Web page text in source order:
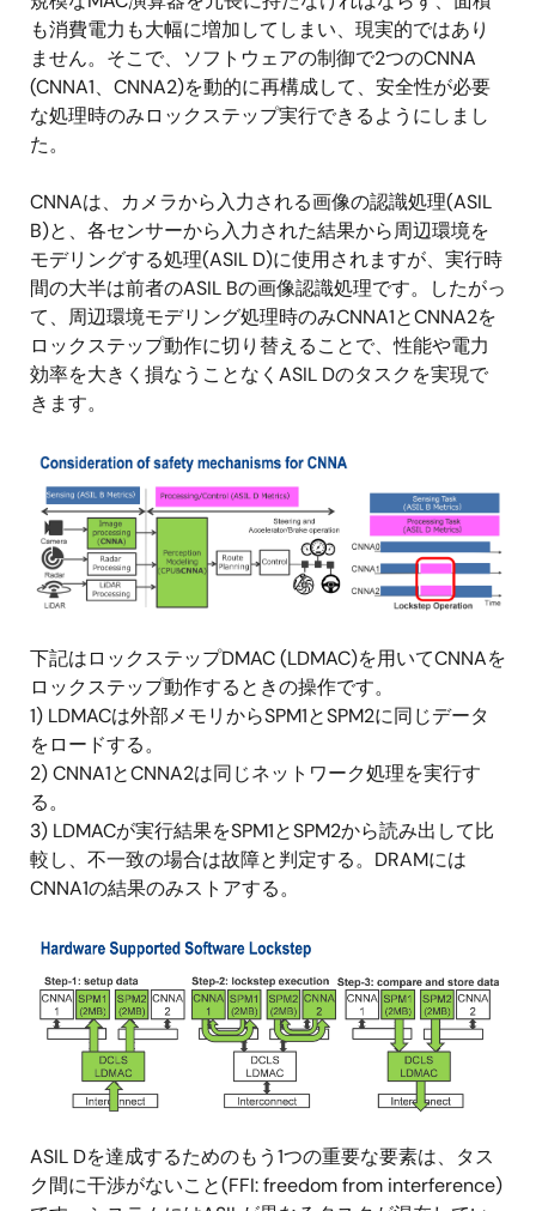
も消費電力も大幅に増加してしまい、現実的ではあり
ません。そこで、ソフトウェアの制御で2つのCNNA
(CNNA1、CNNA2)を動的に再構成して、安全性が必要
な処理時のみロックステップ実行できるようにしまし
た。
CNNAは、カメラから入力される画像の認識処理(ASIL
B)と、各センサーから入力された結果から周辺環境を
モデリングする処理(ASIL D)に使用されますが、実行時
間の大半は前者のASIL Bの画像認識処理です。したがっ
て、周辺環境モデリング処理時のみCNNA1とCNNA2を
ロックステップ動作に切り替えることで、性能や電力
効率を大きく損なうことなくASIL Dのタスクを実現で
きます。
画
像
下記はロックステップDMAC (LDMAC)を用いてCNNAを
ロックステップ動作するときの操作です。
1) LDMACは外部メモリからSPM1とSPM2に同じデータ
をロードする。
2) CNNA1とCNNA2は同じネットワーク処理を実行す
る。
3) LDMACが実行結果をSPM1とSPM2から読み出して比
較し、不一致の場合は故障と判定する。DRAMには
CNNA1の結果のみストアする。
画
像
ASIL Dを達成するためのもう1つの重要な要素は、タス
ク間に干渉がないこと(FFI: freedom from interference)